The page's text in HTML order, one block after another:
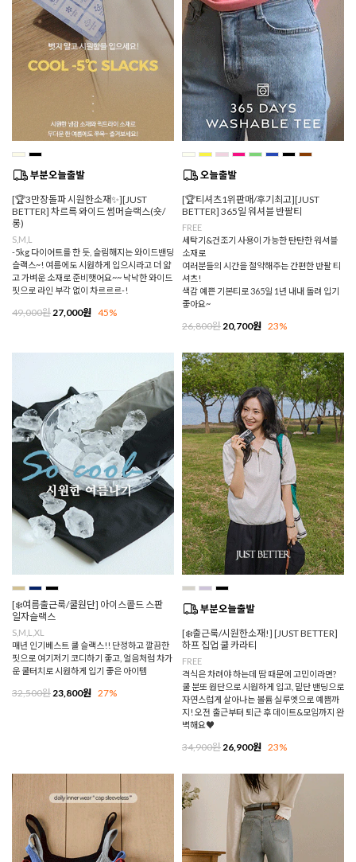
[🏆3만장돌파 시원한소재✨][JUST
BETTER] 차르륵 와이드 썸머슬랙스(숏/
롱)
S,M,L
-5kg 다이어트를 한 듯, 슬림해지는 와이드밴딩
슬랙스~! 여름에도 시원하게 입으시라고 더 얇
고 가벼운 소재로 준비햇어요~~ 낙낙한 와이드
핏으로 라인 부각 없이 차르르르-!
49,000원27,000원 45%
[🏆티셔츠1위판매/후기최고][JUST
BETTER] 365일 워셔블 반팔티
FREE
세탁기&건조기 사용이 가능한 탄탄한 워셔블
소재로
여러분들의 시간을 절약해주는 간편한 반팔 티
셔츠!
색감 예쁜 기본티로 365일 1년 내내 돌려 입기
좋아요~
26,800원20,700원 23%
[❄️여름출근룩/쿨원단] 아이스콜드 스판
일자슬랙스
S,M,L,XL
매년 인기베스트 쿨 슬랙스!! 단정하고 깔끔한
핏으로 여기저기 코디하기 좋고, 얼음처럼 차가
운 쿨터치로 시원하게 입기 좋은 아이템
32,500원23,800원 27%
[❄️출근룩/시원한소재!] [JUST BETTER]
하프 집업 쿨 카라티
FREE
격식은 차려야 하는데 땀 때문에 고민이라면?
쿨 분또 원단으로 시원하게 입고, 밑단 밴딩으로
자연스럽게 살아나는 볼륨 실루엣으로 예쁨까
지! 오전 출근부터 퇴근 후 데이트&모임까지 완
벽해요♥
34,900원26,900원 23%